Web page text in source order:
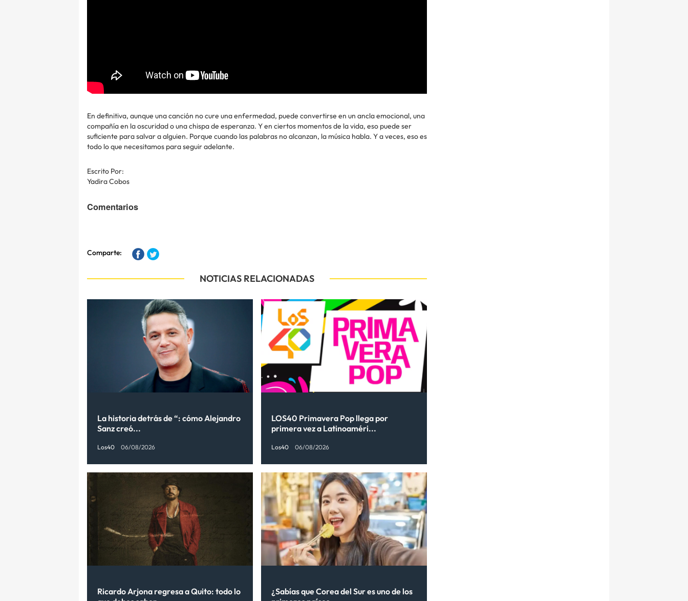
En definitiva, aunque una canción no cure una enfermedad, puede convertirse en un ancla emocional, una
compañía en la oscuridad o una chispa de esperanza. Y en ciertos momentos de la vida, eso puede ser
suficiente para salvar a alguien. Porque cuando las palabras no alcanzan, la música habla. Y a veces, eso es
todo lo que necesitamos para seguir adelante.
Escrito Por:
Yadira Cobos
Comentarios
Comparte:
NOTICIAS RELACIONADAS
La historia detrás de “: cómo Alejandro
Sanz creó...
Los40 06/08/2026
LOS40 Primavera Pop llega por
primera vez a Latinoaméri...
Los40 06/08/2026
Ricardo Arjona regresa a Quito: todo lo
¿Sabías que Corea del Sur es uno de los